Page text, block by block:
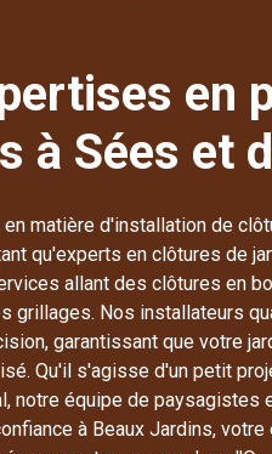
en
à Sées et
matière d'installation de
qu'experts en clôtures de
allant des clôtures en
grillages. Nos installateurs
garantissant que votre
Qu'il s'agisse d'un petit
notre équipe de paysagistes
à Beaux Jardins,